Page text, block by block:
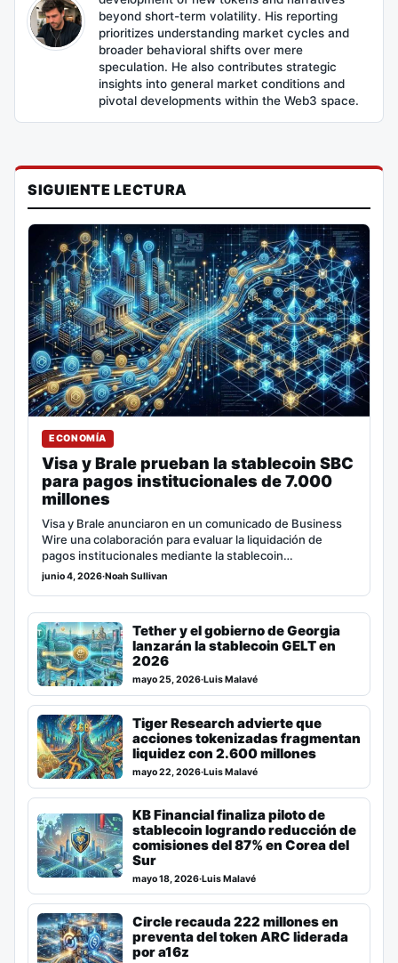
beyond short-term volatility. His reporting
prioritizes understanding market cycles and
broader behavioral shifts over mere
speculation. He also contributes strategic
insights into general market conditions and
pivotal developments within the Web3 space.
SIGUIENTE LECTURA
ECONOMÍA
Visa y Brale prueban la stablecoin SBC
para pagos institucionales de 7.000
millones
Visa y Brale anunciaron en un comunicado de Business
Wire una colaboración para evaluar la liquidación de
pagos institucionales mediante la stablecoin…
junio 4, 2026·Noah Sullivan
Tether y el gobierno de Georgia
lanzarán la stablecoin GELT en
2026
mayo 25, 2026·Luis Malavé
Tiger Research advierte que
acciones tokenizadas fragmentan
liquidez con 2.600 millones
mayo 22, 2026·Luis Malavé
KB Financial finaliza piloto de
stablecoin logrando reducción de
comisiones del 87% en Corea del
Sur
mayo 18, 2026·Luis Malavé
Circle recauda 222 millones en
preventa del token ARC liderada
por a16z